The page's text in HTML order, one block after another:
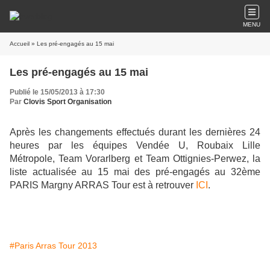
MENU
Accueil » Les pré-engagés au 15 mai
Les pré-engagés au 15 mai
Publié le 15/05/2013 à 17:30
Par Clovis Sport Organisation
Après les changements effectués durant les dernières 24
heures par les équipes Vendée U, Roubaix Lille
Métropole, Team Vorarlberg et Team Ottignies-Perwez, la
liste actualisée au 15 mai des pré-engagés au 32ème
PARIS Margny ARRAS Tour est à retrouver ICI .
#Paris Arras Tour 2013